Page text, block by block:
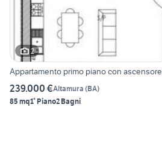
2
Appartamento primo piano con ascensore
239.000 €Altamura (BA)
85 mq1° Piano2 Bagni